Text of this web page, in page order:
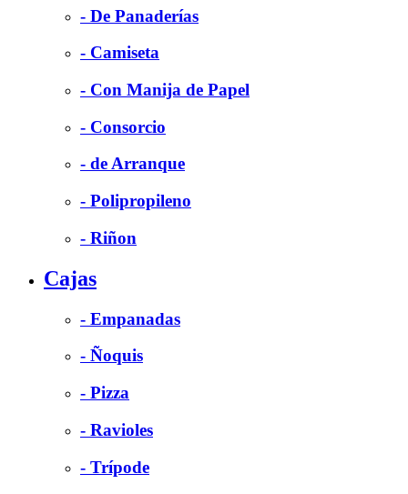
- De Panaderías
- Camiseta
- Con Manija de Papel
- Consorcio
- de Arranque
- Polipropileno
- Riñon
Cajas
- Empanadas
- Ñoquis
- Pizza
- Ravioles
- Trípode